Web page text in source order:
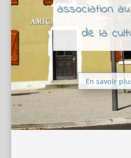
association
de la
En savoir